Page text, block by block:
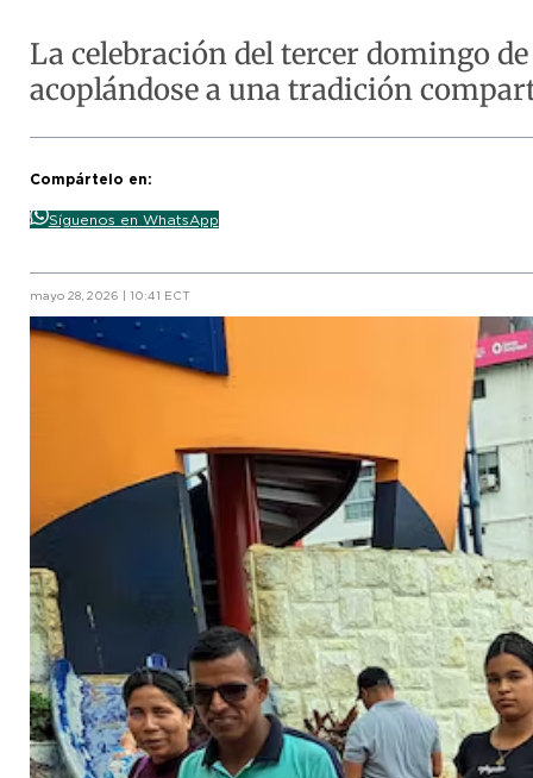
La celebración del tercer domingo
acoplándose a una tradición
Compártelo en:
Síguenos en WhatsApp
mayo 28, 2026 | 10:41 ECT